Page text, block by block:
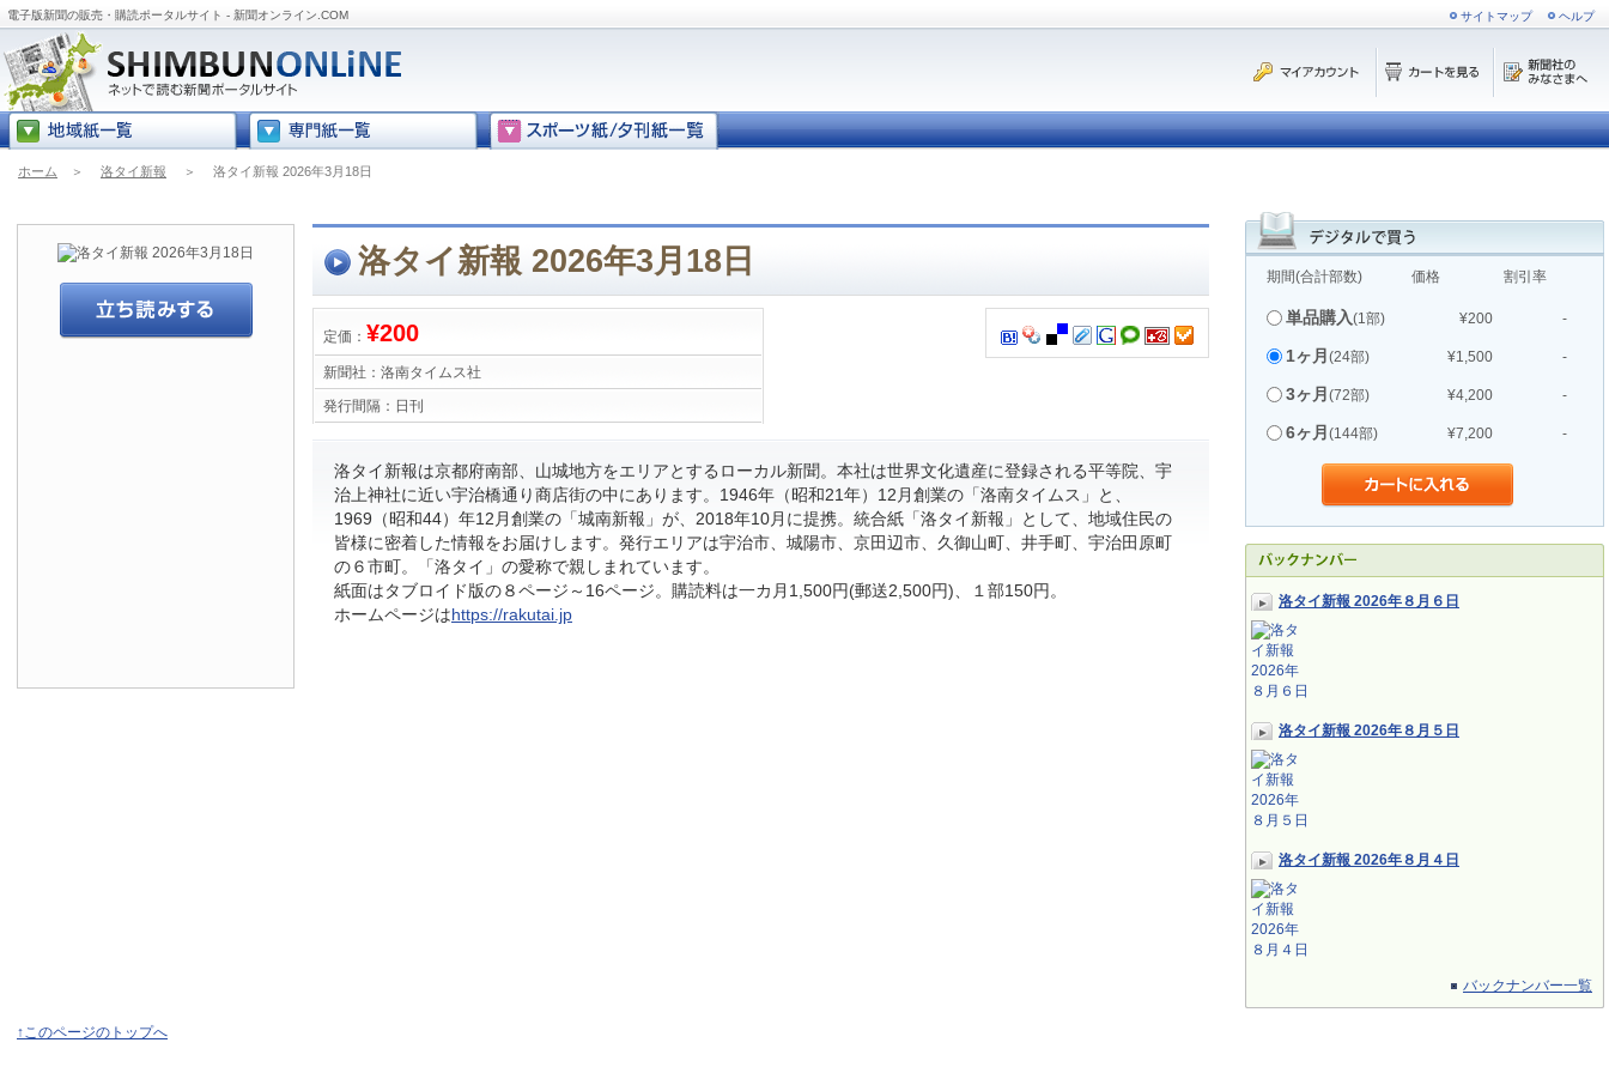
電子版新聞の販売・購読ポータルサイト - 新聞オンライン.COM サイトマップ ヘルプ
ホーム ＞ 洛タイ新報 ＞ 洛タイ新報 2026年3月18日
期間(合計部数) 価格 割引率
単品購入(1部) ¥200 -
1ヶ月 (24部) ¥1,500 -
3ヶ月 (72部) ¥4,200 -
6ヶ月 (144部) ¥7,200 -
洛タイ新報 2026年８月６日
洛タイ新報 2026年８月５日
洛タイ新報 2026年８月４日
バックナンバー一覧
洛タイ新報 2026年3月18日
定価： ¥200
新聞社： 洛南タイムス社
発行間隔： 日刊
洛タイ新報は京都府南部、山城地方をエリアとするローカル新聞。本社は世界文化遺産に登録される平等院、宇
治上神社に近い宇治橋通り商店街の中にあります。1946年（昭和21年）12月創業の「洛南タイムス」と、
1969（昭和44）年12月創業の「城南新報」が、2018年10月に提携。統合紙「洛タイ新報」として、地域住民の
皆様に密着した情報をお届けします。発行エリアは宇治市、城陽市、京田辺市、久御山町、井手町、宇治田原町
の６市町。「洛タイ」の愛称で親しまれています。
紙面はタブロイド版の８ページ～16ページ。購読料は一カ月1,500円(郵送2,500円)、１部150円。
ホームページはhttps://rakutai.jp
↑このページのトップへ